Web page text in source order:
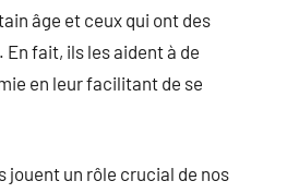
âge et ceux qui ont des
fait, ils les aident à de
en leur facilitant de se
jouent un rôle crucial de nos